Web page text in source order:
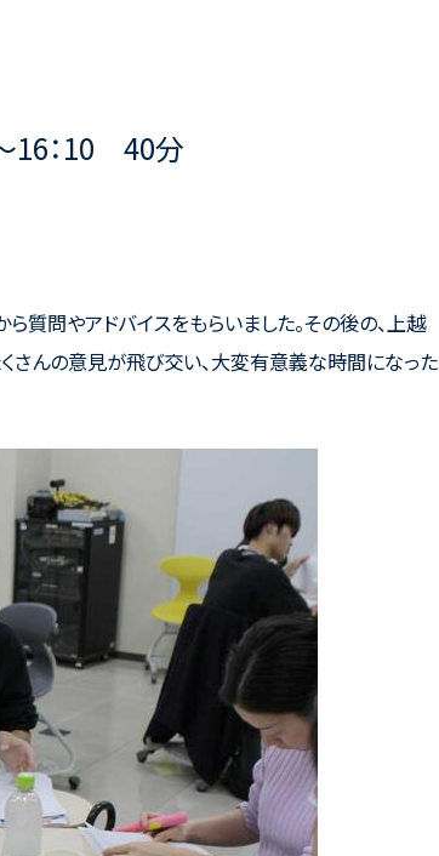
16：10 40分
質問やアドバイスをもらいました。その後の、上越
さんの意見が飛び交い、大変有意義な時間になった